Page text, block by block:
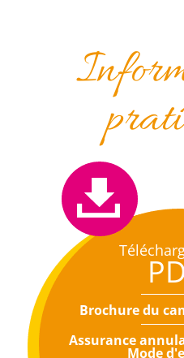
Brochure du
Assurance
Mode